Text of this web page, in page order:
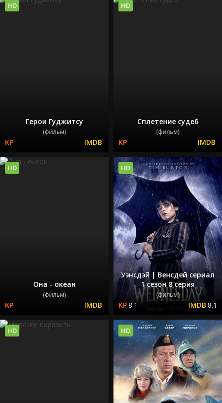
Герои Гуджитсу
(фильм)
HD
Сплетение судеб
(фильм)
HD
Она - океан
(фильм)
HD
Уэнсдэй | Венсдей сериал
1 сезон 8 серия
(фильм)
8.1 8.1
HD
HD HD